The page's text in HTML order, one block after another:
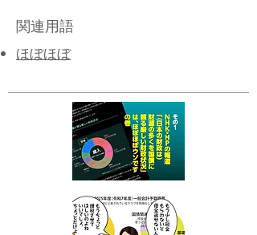
関連用語
ほぼほぼ